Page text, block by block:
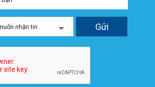
nhận tin